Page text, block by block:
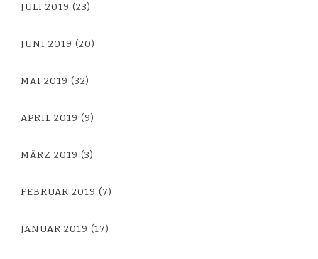
JULI 2019 (23)
JUNI 2019 (20)
MAI 2019 (32)
APRIL 2019 (9)
MÄRZ 2019 (3)
FEBRUAR 2019 (7)
JANUAR 2019 (17)